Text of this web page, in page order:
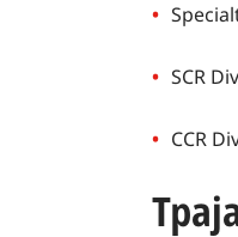
SCR
CCR